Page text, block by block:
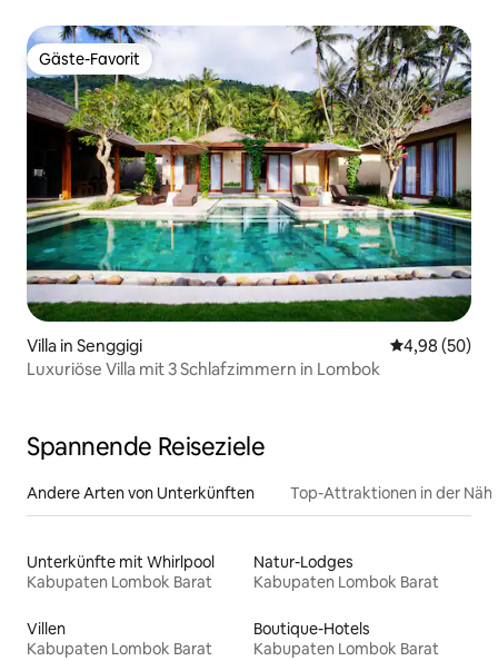
Gäste-Favorit
Gäste-Favorit
Villa in Senggigi
4,98 (50)
Luxuriöse Villa mit 3 Schlafzimmern in Lombok
Spannende Reiseziele
Andere Arten von Unterkünften Top-Attraktionen in der
Unterkünfte mit Whirlpool
Kabupaten Lombok Barat
Natur-Lodges
Kabupaten Lombok Barat
Villen
Kabupaten Lombok Barat
Boutique-Hotels
Kabupaten Lombok Barat